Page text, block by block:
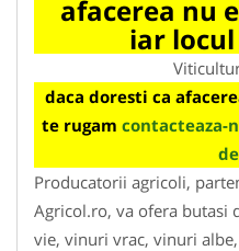
afacerea nu
iar
daca doresti ca
te rugam contacteaza-
Producatorii agricoli,
Agricol.ro, va ofera butasi
vie, vinuri vrac, vinuri